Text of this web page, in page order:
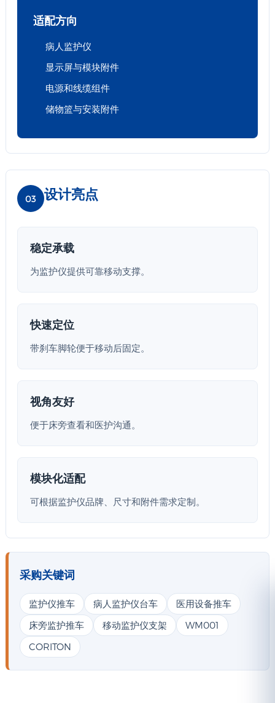
适配方向
病人监护仪
显示屏与模块附件
电源和线缆组件
储物篮与安装附件
03 设计亮点
稳定承载
为监护仪提供可靠移动支撑。
快速定位
带刹车脚轮便于移动后固定。
视角友好
便于床旁查看和医护沟通。
模块化适配
可根据监护仪品牌、尺寸和附件需求定制。
采购关键词
监护仪推车 病人监护仪台车
医用设备推车
床旁监护推车
移动监护仪支架
WM001
CORITON